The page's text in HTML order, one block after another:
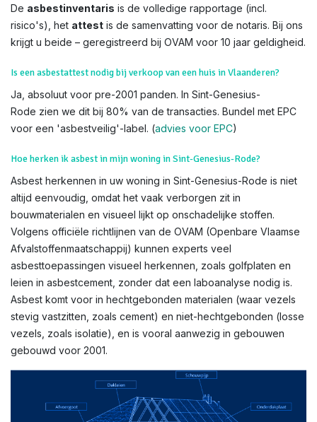
De asbestinventaris is de volledige rapportage (incl.
risico's), het attest is de samenvatting voor de notaris. Bij ons
krijgt u beide – geregistreerd bij OVAM voor 10 jaar geldigheid.
Is een asbestattest nodig bij verkoop van een huis in Vlaanderen?
Ja, absoluut voor pre-2001 panden. In Sint-Genesius-
Rode zien we dit bij 80% van de transacties. Bundel met EPC
voor een 'asbestveilig'-label. (advies voor EPC)
Hoe herken ik asbest in mijn woning in Sint-Genesius-Rode?
Asbest herkennen in uw woning in Sint-Genesius-Rode is niet
altijd eenvoudig, omdat het vaak verborgen zit in
bouwmaterialen en visueel lijkt op onschadelijke stoffen.
Volgens officiële richtlijnen van de OVAM (Openbare Vlaamse
Afvalstoffenmaatschappij) kunnen experts veel
asbesttoepassingen visueel herkennen, zoals golfplaten en
leien in asbestcement, zonder dat een laboanalyse nodig is.
Asbest komt voor in hechtgebonden materialen (waar vezels
stevig vastzitten, zoals cement) en niet-hechtgebonden (losse
vezels, zoals isolatie), en is vooral aanwezig in gebouwen
gebouwd voor 2001.